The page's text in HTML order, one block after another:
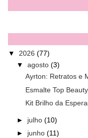
▼ 2026 (77)
▼ agosto (3)
Ayrton: Retratos e
Esmalte Top
Kit Brilho da
► julho (10)
► junho (11)